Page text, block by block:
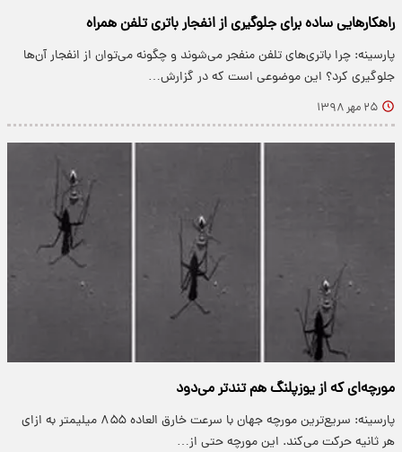
راهکار‌هایی ساده برای جلوگیری از انفجار باتری تلفن همراه
پارسینه: چرا باتری‌های تلفن منفجر می‌شوند و چگونه می‌توان از انفجار آن‌ها
جلوگیری کرد؟ این موضوعی است که در گزارش…
۲۵ مهر ۱۳۹۸
مورچه‌ای که از یوزپلنگ هم تندتر می‌دود
پارسینه: سریع‌ترین مورچه جهان با سرعت خارق العاده ۸۵۵ میلیمتر به ازای
هر ثانیه حرکت می‌کند. این مورچه حتی از…